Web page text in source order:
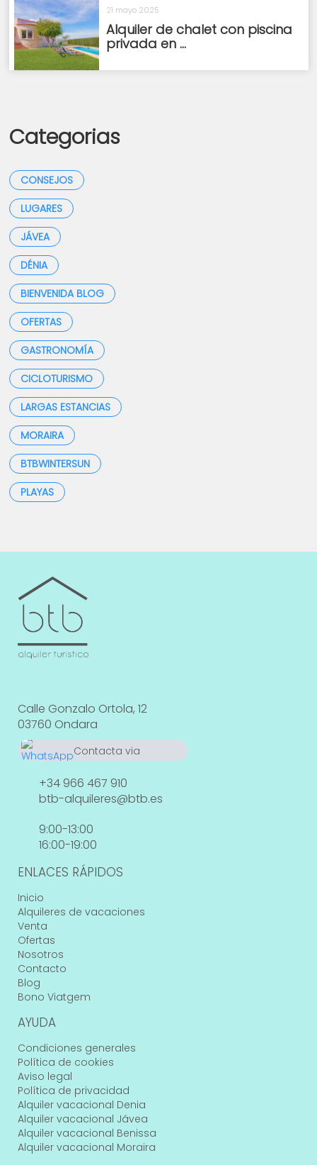
21 mayo 2025
Alquiler de chalet con piscina
privada en ...
Categorias
CONSEJOS
LUGARES
JÁVEA
DÉNIA
BIENVENIDA BLOG
OFERTAS
GASTRONOMÍA
CICLOTURISMO
LARGAS ESTANCIAS
MORAIRA
BTBWINTERSUN
PLAYAS
Calle Gonzalo Ortola, 12
03760 Ondara
Contacta via
WhatsApp
+34 966 467 910
btb-alquileres@btb.es
9:00-13:00
16:00-19:00
ENLACES RÁPIDOS
Inicio
Alquileres de vacaciones
Venta
Ofertas
Nosotros
Contacto
Blog
Bono Viatgem
AYUDA
Condiciones generales
Política de cookies
Aviso legal
Política de privacidad
Alquiler vacacional Denia
Alquiler vacacional Jávea
Alquiler vacacional Benissa
Alquiler vacacional Moraira